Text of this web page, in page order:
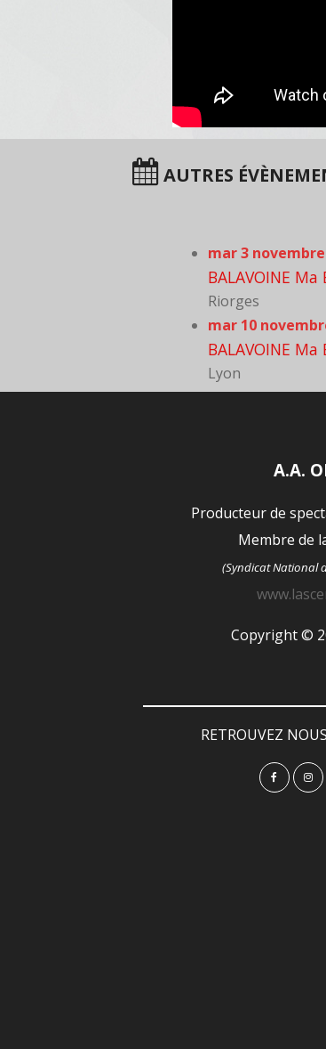
AUTRES
mar 3 novembre
BALAVOINE
Riorges
mar 10
BALAVOINE
Lyon
A.A.
Producteur de
Membre de
(Syndicat National
Copyright ©
RETROUVEZ